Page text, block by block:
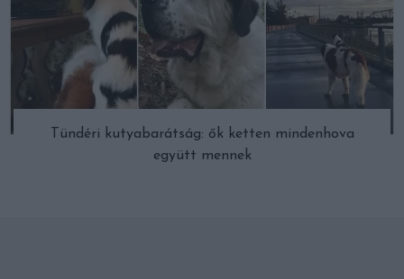
Tündéri kutyabarátság: ők ketten mindenhova
együtt mennek